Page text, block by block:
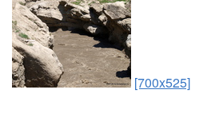
[700x525]